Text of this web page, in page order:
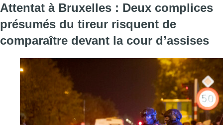
Attentat à Bruxelles : Deux complices
présumés du tireur risquent de
comparaître devant la cour d’assises